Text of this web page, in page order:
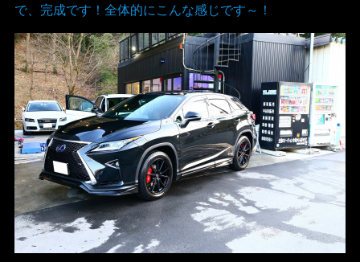
で、完成です！全体的にこんな感じです～！